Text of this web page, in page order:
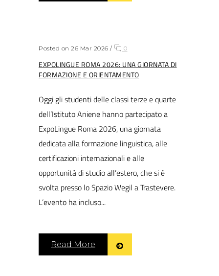
Posted on 26 Mar 2026 / 0
EXPOLINGUE ROMA 2026: UNA GIORNATA DI
FORMAZIONE E ORIENTAMENTO
Oggi gli studenti delle classi terze e quarte
dell’Istituto Aniene hanno partecipato a
ExpoLingue Roma 2026, una giornata
dedicata alla formazione linguistica, alle
certificazioni internazionali e alle
opportunità di studio all’estero, che si è
svolta presso lo Spazio Wegil a Trastevere.
L’evento ha incluso...
Read More